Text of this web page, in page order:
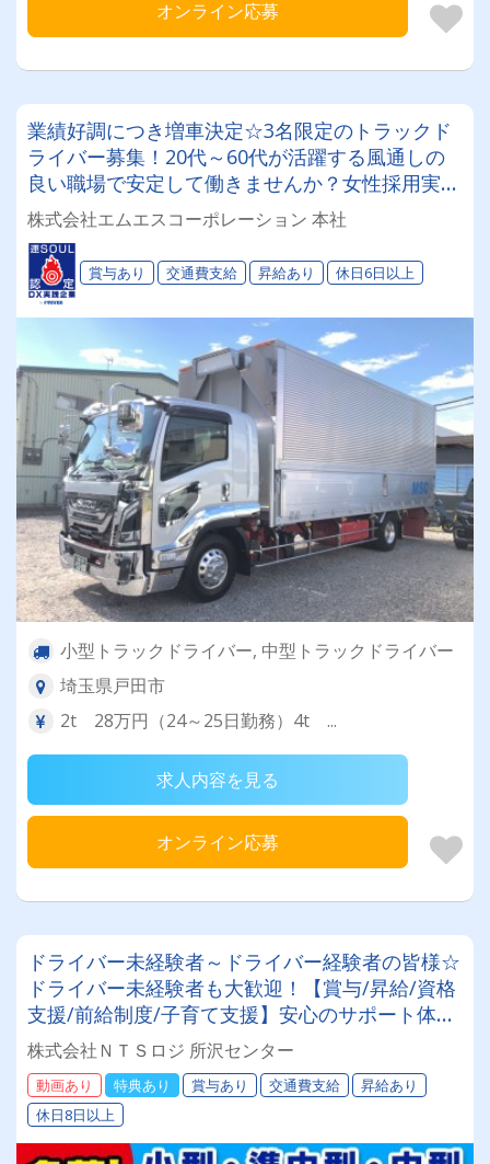
オンライン応募
業績好調につき増車決定☆3名限定のトラックド
ライバー募集！20代～60代が活躍する風通しの
良い職場で安定して働きませんか？女性採用実績
あり★未経験・ブランク大歓迎♪
株式会社エムエスコーポレーション 本社
賞与あり 交通費支給 昇給あり 休日6日以上
小型トラックドライバー, 中型トラックドライバー
埼玉県戸田市
2t 28万円（24～25日勤務）4t ...
求人内容を見る
オンライン応募
ドライバー未経験者～ドライバー経験者の皆様☆
ドライバー未経験者も大歓迎！【賞与/昇給/資格
支援/前給制度/子育て支援】安心のサポート体制
整ってます◎[2024年問題対策済み]
株式会社ＮＴＳロジ 所沢センター
動画あり 特典あり 賞与あり 交通費支給
昇給あり
休日8日以上